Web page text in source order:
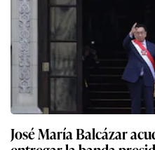
José María Balcázar